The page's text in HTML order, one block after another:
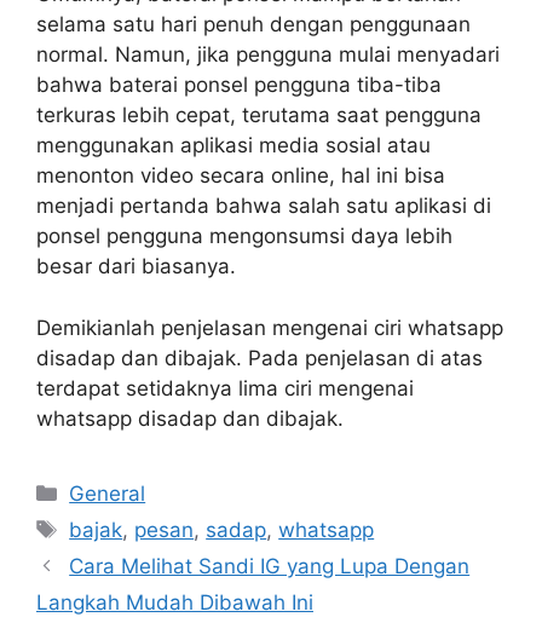
selama satu hari penuh dengan penggunaan
normal. Namun, jika pengguna mulai menyadari
bahwa baterai ponsel pengguna tiba-tiba
terkuras lebih cepat, terutama saat pengguna
menggunakan aplikasi media sosial atau
menonton video secara online, hal ini bisa
menjadi pertanda bahwa salah satu aplikasi di
ponsel pengguna mengonsumsi daya lebih
besar dari biasanya.
Demikianlah penjelasan mengenai ciri whatsapp
disadap dan dibajak. Pada penjelasan di atas
terdapat setidaknya lima ciri mengenai
whatsapp disadap dan dibajak.
Categories
General
Tags
bajak, pesan, sadap,whatsapp
Cara Melihat Sandi IG yang Lupa Dengan
Langkah Mudah Dibawah Ini